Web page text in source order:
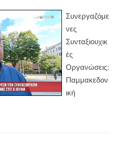
Συνεργαζόμε
νες
Συνταξιουχικ
ές
Οργανώσεις:
Παμμακεδον
ική